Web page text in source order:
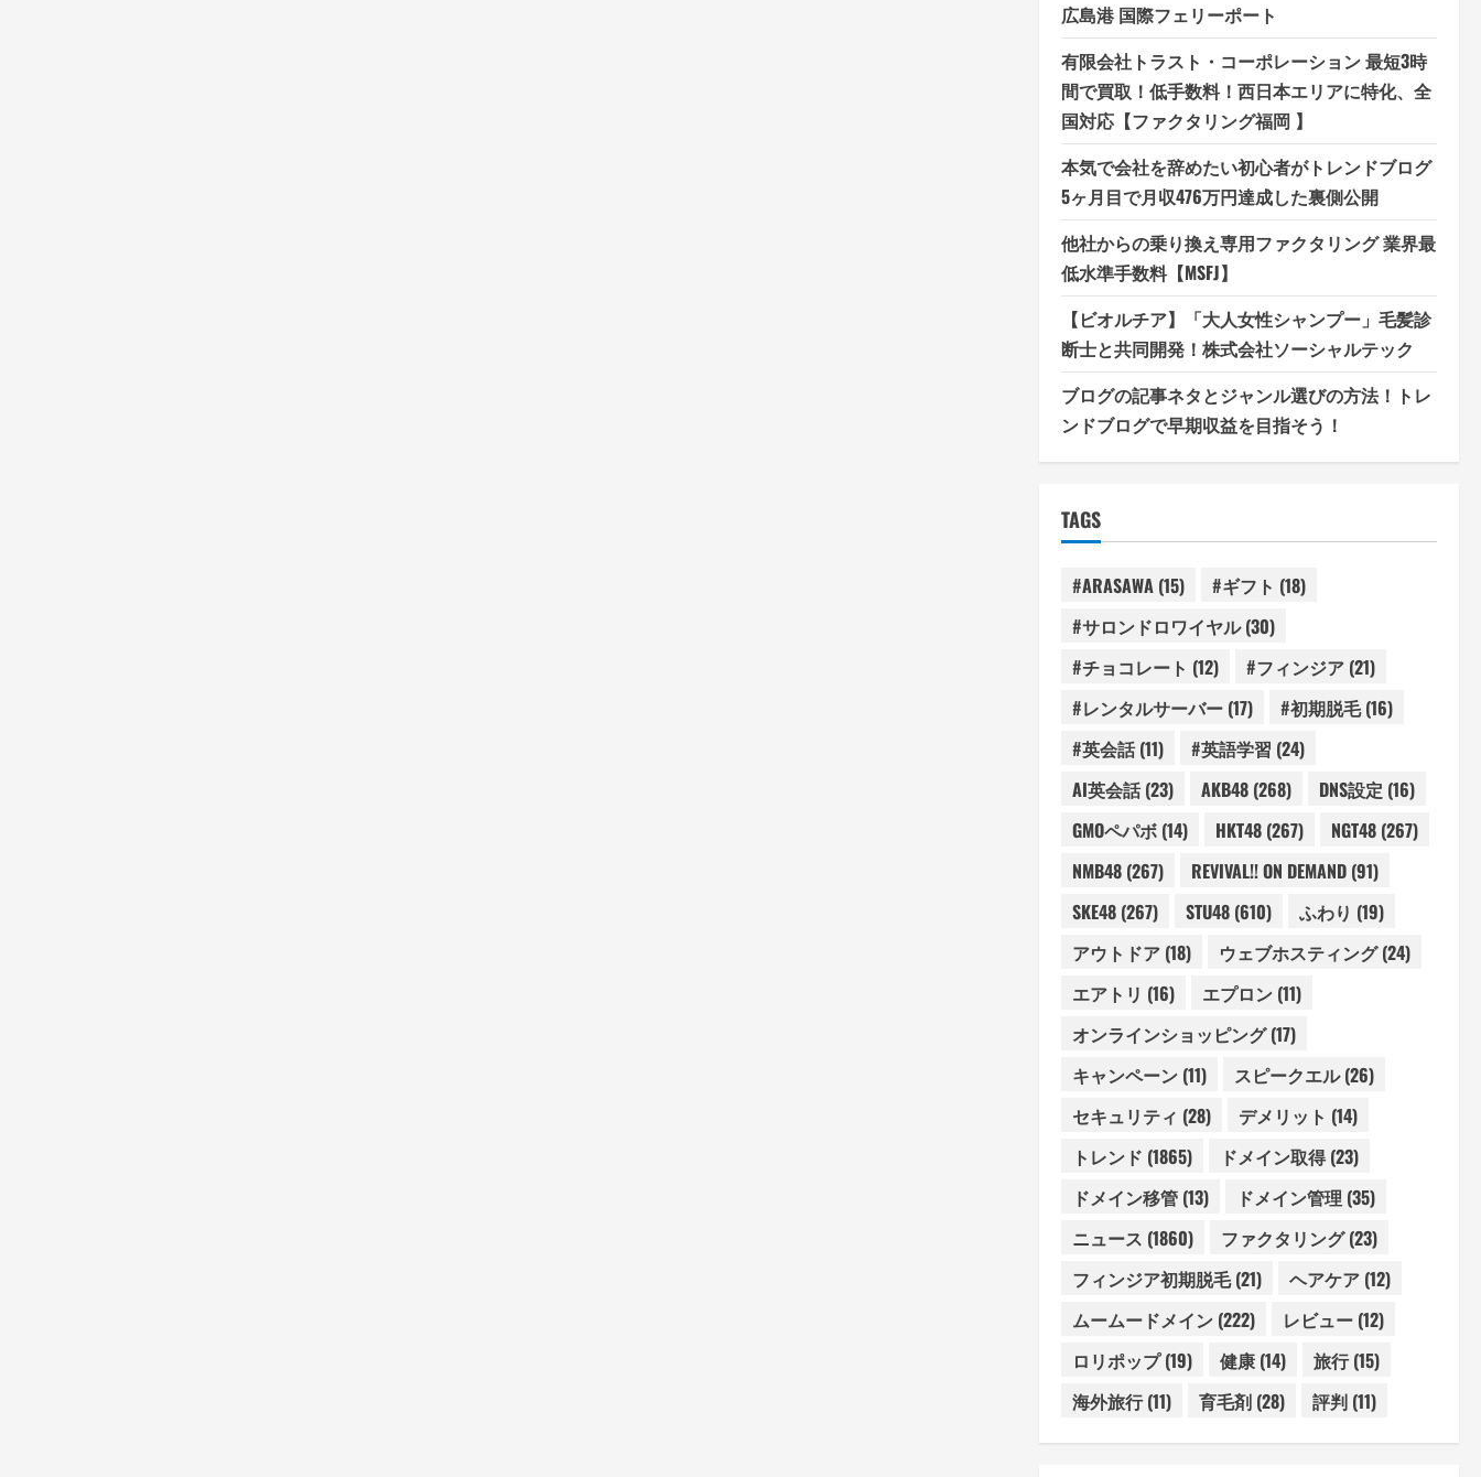
広島港 国際フェリーポート
有限会社トラスト・コーポレーション 最短3時
間で買取！低手数料！西日本エリアに特化、全
国対応【ファクタリング福岡 】
本気で会社を辞めたい初心者がトレンドブログ
5ヶ月目で月収476万円達成した裏側公開
他社からの乗り換え専用ファクタリング 業界最
低水準手数料【MSFJ】
【ビオルチア】「大人女性シャンプー」毛髪診
断士と共同開発！株式会社ソーシャルテック
ブログの記事ネタとジャンル選びの方法！トレ
ンドブログで早期収益を目指そう！
TAGS
#ARASAWA(15) #ギフト (18)
#サロンドロワイヤル(30)
#チョコレート (12) #フィンジア(21)
#レンタルサーバー(17) #初期脱毛(16)
#英会話(11) #英語学習 (24)
AI英会話(23) AKB48(268) DNS設定 (16)
GMOペパボ(14) HKT48(267) NGT48(267)
NMB48(267) REVIVAL!! ON DEMAND(91)
SKE48(267) STU48(610) ふわり (19)
アウトドア(18) ウェブホスティング(24)
エアトリ (16) エプロン(11)
オンラインショッピング(17)
キャンペーン(11) スピークエル(26)
セキュリティ (28) デメリット (14)
トレンド (1865) ドメイン取得(23)
ドメイン移管(13) ドメイン管理 (35)
ニュース (1860) ファクタリング(23)
フィンジア初期脱毛(21) ヘアケア(12)
ムームードメイン(222) レビュー(12)
ロリポップ(19) 健康(14) 旅行(15)
海外旅行(11) 育毛剤(28) 評判(11)